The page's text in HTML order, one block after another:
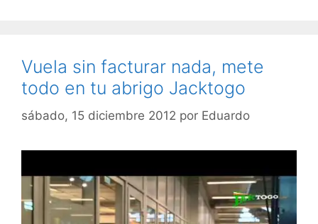
Vuela sin facturar nada, mete
todo en tu abrigo Jacktogo
sábado, 15 diciembre 2012 por Eduardo